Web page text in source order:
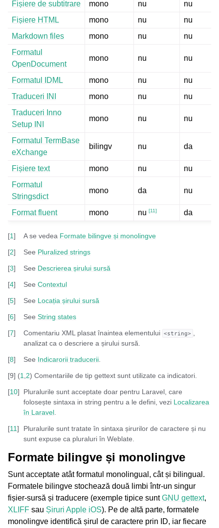
Fișiere de subtitrare mono nu
nu
Fișiere HTML
mono nu
nu
Markdown files
mono nu
nu
Formatul
OpenDocument
mono nu nu
Formatul IDML mono nu
nu
Traduceri INI
mono nu
nu
Traduceri Inno
Setup INI
mono nu nu
Formatul TermBase
eXchange
bilingv nu da
Fișiere text mono nu
nu
Formatul
Stringsdict
mono da nu
Format fluent mono nu [11] da
[1] A se vedea Formate bilingve și monolingve
[2] See Pluralized strings
[3] See Descrierea șirului sursă
[4] See Contextul
[5] See Locația șirului sursă
[6] See String states
[7] Comentariu XML plasat înaintea elementului <string>
analizat ca o descriere a șirului sursă.
[8] See Indicarorii traducerii
[9] (1 2) Comentariile de tip gettext sunt utilizate ca indicatori.
[10]
Pluralurile sunt acceptate doar pentru Laravel, care
folosește sintaxa in string pentru a le defini, vezi Localizarea
în Laravel
[11]
Pluralurile sunt tratate în sintaxa șirurilor de caractere și nu
sunt expuse ca pluraluri în Weblate.
Formate bilingve și monolingve
Sunt acceptate atât formatul monolingual, cât și bilingual.
Formatele bilingve stochează două limbi într-un singur
fișier-sursă și traducere (exemple tipice suntGNU gettext,
XLIFF sau Șiruri Apple iOS). Pe de altă parte, formatele
monolingve identifică șirul de caractere prin ID, iar fiecare